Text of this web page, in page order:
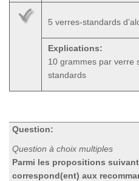
5 verres-standards
Explications:
10 grammes par verre
standards
Question:
Question à choix multiples
Parmi les propositions
correspond(ent) aux